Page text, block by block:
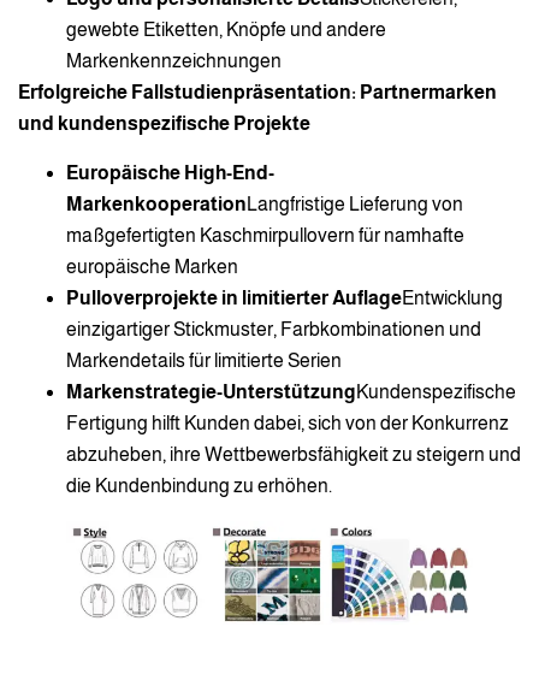
gewebte Etiketten, Knöpfe und andere
Markenkennzeichnungen
Erfolgreiche Fallstudienpräsentation: Partnermarken
und kundenspezifische Projekte
Europäische High-End-
MarkenkooperationLangfristige Lieferung von
maßgefertigten Kaschmirpullovern für namhafte
europäische Marken
Pulloverprojekte in limitierter AuflageEntwicklung
einzigartiger Stickmuster, Farbkombinationen und
Markendetails für limitierte Serien
Markenstrategie-UnterstützungKundenspezifische
Fertigung hilft Kunden dabei, sich von der Konkurrenz
abzuheben, ihre Wettbewerbsfähigkeit zu steigern und
die Kundenbindung zu erhöhen.